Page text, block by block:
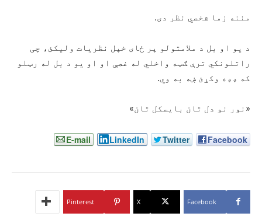
مننه زما شخصي نظر دی.
د یو او بل د ملامتولو پر ځای خپل نظریات ولیکئ، چی
راتلونکي ترې ګټه واخلي له غصې او او يو د بل له رټلو
که ډډه وکړئ ښه به وي.
«نور نو دل تان بایسکل تان»
Facebook
Twitter
LinkedIn
E-mail
Facebook
X
Pinterest